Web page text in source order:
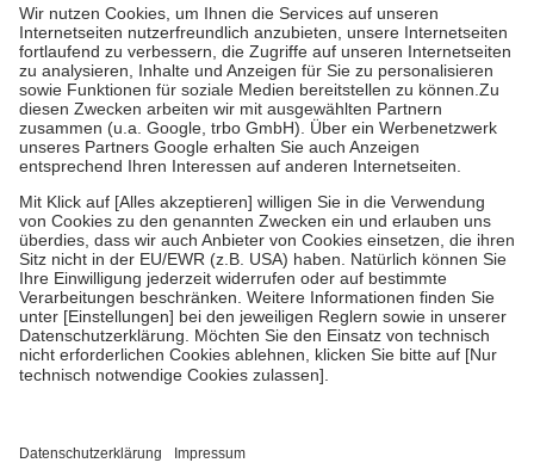
Grundsätzlich leisten Mitglieder Zuzahlungen in Höhe von zehn
Prozent des Abgabepreises,mindestensjedochfünf Euround
höchstens zehn Euro.Es sind jedoch nie mehr als die tatsächlichen
Kosten der Leistung zu entrichten.
Diese Regeln gelten grundsätzlich auch für Online-Apotheken.
Bei Heilmitteln und häuslicher Krankenpflege beträgt die
Zuzahlung zehn Prozent der Kosten sowie zehn Euro je
Um das Engagement der Versicherten für ihre eigene Gesundheit zu
stärken und die besondere Stellung der Familie zu unterstützen,
fallenkeine Zuzahlungen an bei:
• Kindern und Jugendlichen bis zum vollendeten 18. Lebensjahr
mit Ausnahme der Fahrkosten
• Untersuchungen zur Vorsorge und Früherkennung, die von der
GKV getragen werden
• empfohlenen Schutzimpfungen
Wir nutzen Trusted Shops als unabhängigen Dienstleister für die